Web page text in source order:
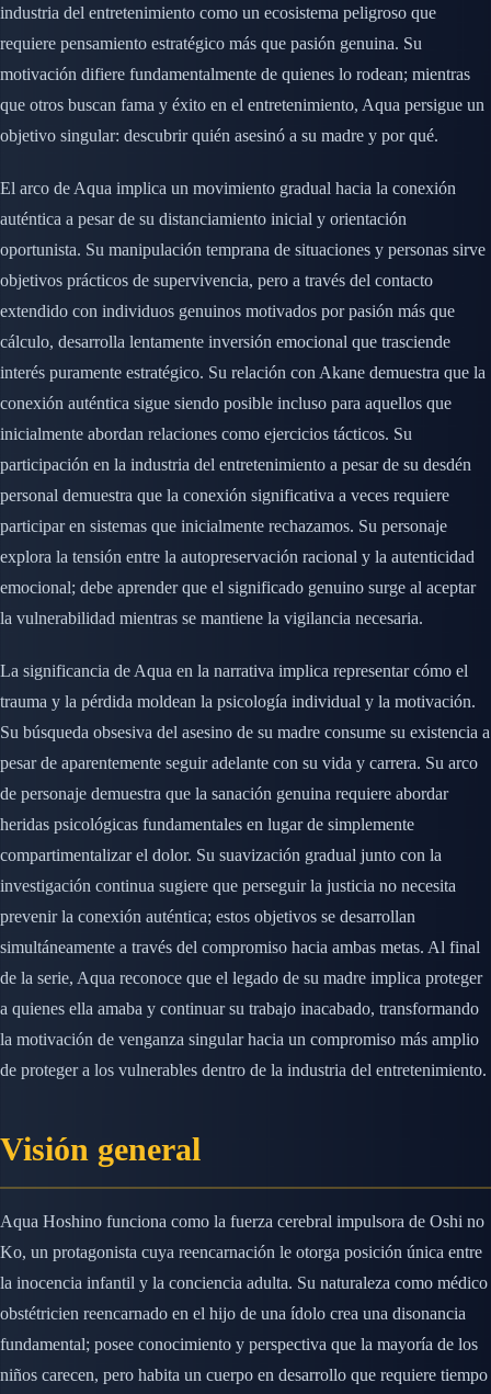
industria del entretenimiento como un ecosistema peligroso que
requiere pensamiento estratégico más que pasión genuina. Su
motivación difiere fundamentalmente de quienes lo rodean; mientras
que otros buscan fama y éxito en el entretenimiento, Aqua persigue un
objetivo singular: descubrir quién asesinó a su madre y por qué.
El arco de Aqua implica un movimiento gradual hacia la conexión
auténtica a pesar de su distanciamiento inicial y orientación
oportunista. Su manipulación temprana de situaciones y personas sirve
objetivos prácticos de supervivencia, pero a través del contacto
extendido con individuos genuinos motivados por pasión más que
cálculo, desarrolla lentamente inversión emocional que trasciende
interés puramente estratégico. Su relación con Akane demuestra que la
conexión auténtica sigue siendo posible incluso para aquellos que
inicialmente abordan relaciones como ejercicios tácticos. Su
participación en la industria del entretenimiento a pesar de su desdén
personal demuestra que la conexión significativa a veces requiere
participar en sistemas que inicialmente rechazamos. Su personaje
explora la tensión entre la autopreservación racional y la autenticidad
emocional; debe aprender que el significado genuino surge al aceptar
la vulnerabilidad mientras se mantiene la vigilancia necesaria.
La significancia de Aqua en la narrativa implica representar cómo el
trauma y la pérdida moldean la psicología individual y la motivación.
Su búsqueda obsesiva del asesino de su madre consume su existencia a
pesar de aparentemente seguir adelante con su vida y carrera. Su arco
de personaje demuestra que la sanación genuina requiere abordar
heridas psicológicas fundamentales en lugar de simplemente
compartimentalizar el dolor. Su suavización gradual junto con la
investigación continua sugiere que perseguir la justicia no necesita
prevenir la conexión auténtica; estos objetivos se desarrollan
simultáneamente a través del compromiso hacia ambas metas. Al final
de la serie, Aqua reconoce que el legado de su madre implica proteger
a quienes ella amaba y continuar su trabajo inacabado, transformando
la motivación de venganza singular hacia un compromiso más amplio
de proteger a los vulnerables dentro de la industria del entretenimiento.
Visión general
Aqua Hoshino funciona como la fuerza cerebral impulsora de Oshi no
Ko, un protagonista cuya reencarnación le otorga posición única entre
la inocencia infantil y la conciencia adulta. Su naturaleza como médico
obstétricien reencarnado en el hijo de una ídolo crea una disonancia
fundamental; posee conocimiento y perspectiva que la mayoría de los
niños carecen, pero habita un cuerpo en desarrollo que requiere tiempo